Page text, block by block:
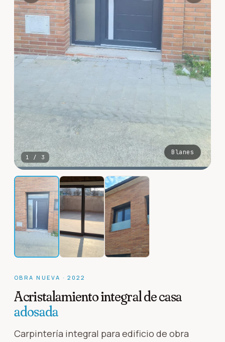
Blanes
1 / 3
OBRA NUEVA ·2022
Acristalamiento integral de casa
adosada
Carpintería integral para edificio de obra